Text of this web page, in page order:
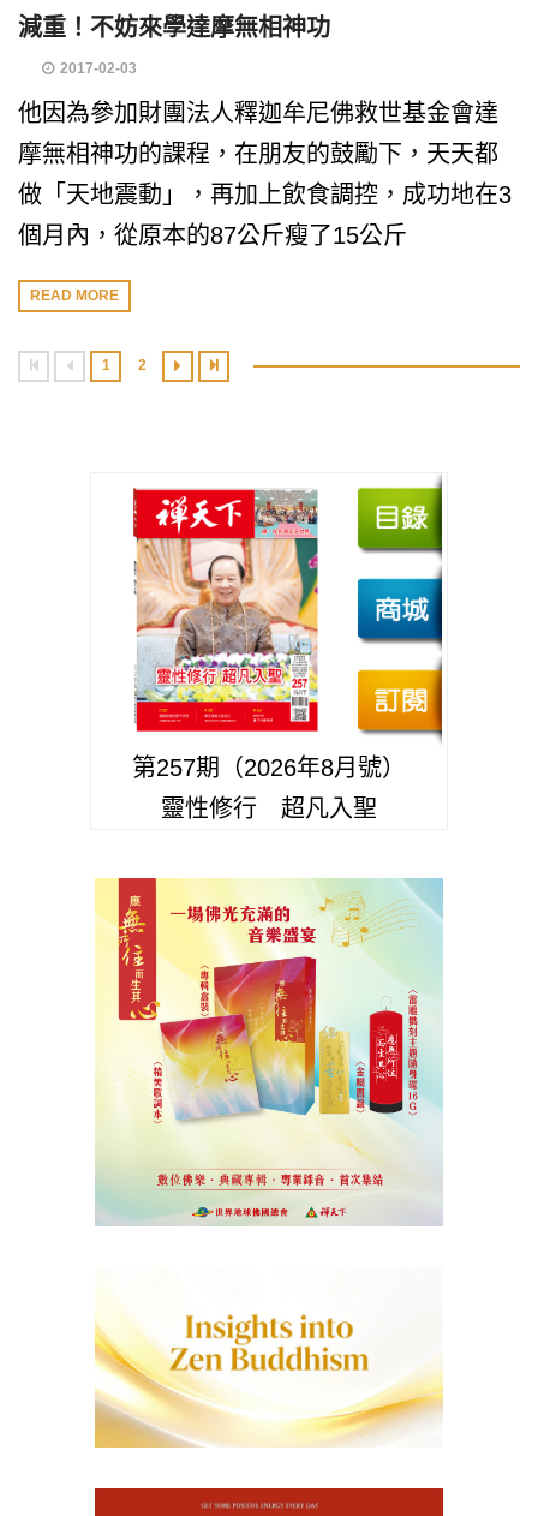
減重！不妨來學達摩無相神功
2017-02-03
他因為參加財團法人釋迦牟尼佛救世基金會達
摩無相神功的課程，在朋友的鼓勵下，天天都
做「天地震動」，再加上飲食調控，成功地在3
個月內，從原本的87公斤瘦了15公斤
READ MORE
1 2
第257期（2026年8月號）
靈性修行 超凡入聖